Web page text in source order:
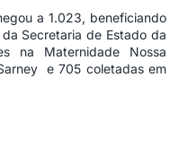
a 1.023, beneficiando
Secretaria de Estado da
na Maternidade Nossa
e 705 coletadas em